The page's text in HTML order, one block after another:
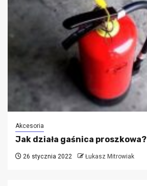
Akcesoria
Jak działa gaśnica proszkowa?
26 stycznia 2022 Łukasz Mitrowiak